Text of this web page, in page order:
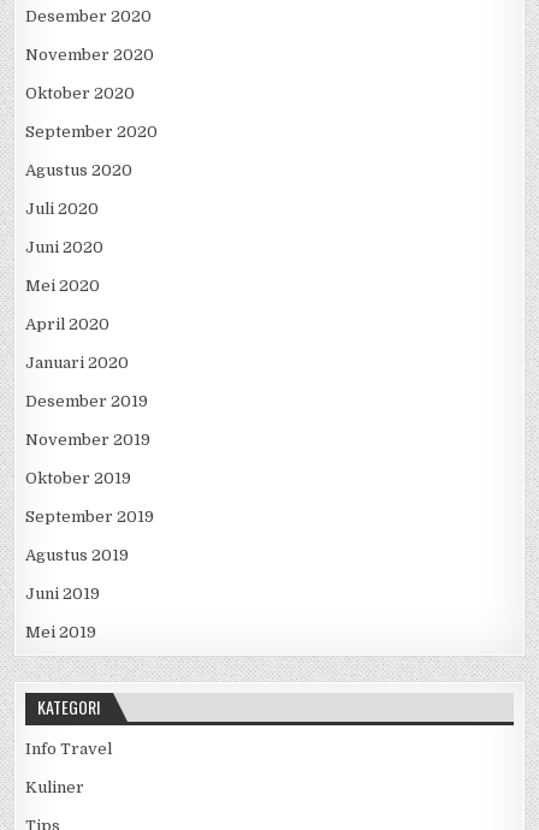
Desember 2020
November 2020
Oktober 2020
September 2020
Agustus 2020
Juli 2020
Juni 2020
Mei 2020
April 2020
Januari 2020
Desember 2019
November 2019
Oktober 2019
September 2019
Agustus 2019
Juni 2019
Mei 2019
KATEGORI
Info Travel
Kuliner
Tips